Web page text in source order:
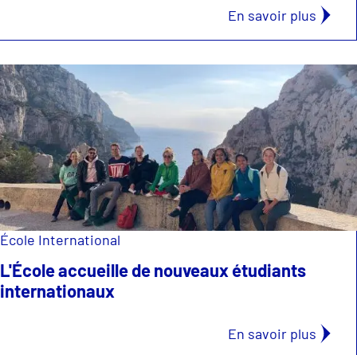
En savoir plus
École International
L'École accueille de nouveaux étudiants
internationaux
En savoir plus